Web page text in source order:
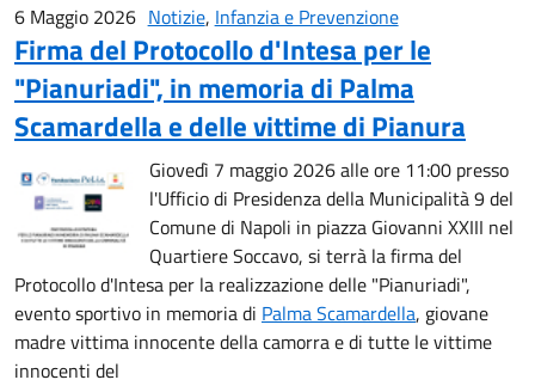
6 Maggio 2026 Notizie, Infanzia e Prevenzione
Firma del Protocollo d'Intesa per le
"Pianuriadi", in memoria di Palma
Scamardella e delle vittime di Pianura
Giovedì 7 maggio 2026 alle ore 11:00 presso
l'Ufficio di Presidenza della Municipalità 9 del
Comune di Napoli in piazza Giovanni XXIII nel
Quartiere Soccavo, si terrà la firma del
Protocollo d'Intesa per la realizzazione delle "Pianuriadi",
evento sportivo in memoria di Palma Scamardella, giovane
madre vittima innocente della camorra e di tutte le vittime
innocenti del